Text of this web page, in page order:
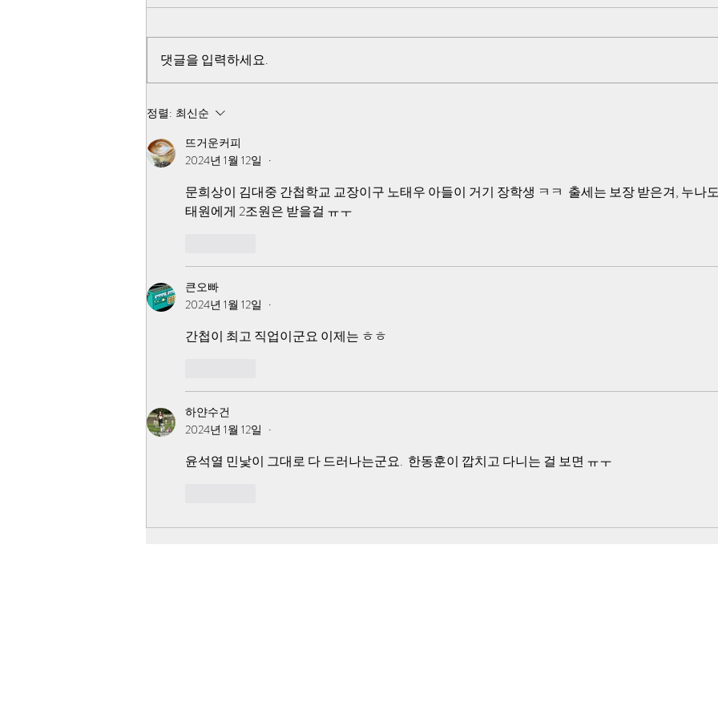
윤석열 자작 계엄으로 반미선전 선
동을 하고, 이재명이 그 과일을 따
먹으면서 518정신 헌법 삽입, 헌법
주 공화국으로 국가 정체성을 바꾸
어떻게 국민의 재산과 생명 국가의
니까?
영상
댓글을 입력하세요.
정렬: 최신순
뜨거운커피
2024년 1월 12일
•
문희상이 김대중 간첩학교 교장이구 노태우 아들이 거기 장학생 ㅋㅋ  출세는 보장 받은겨, 누나
태원에게 2조원은 받을걸 ㅠㅜ
큰오빠
2024년 1월 12일
•
간첩이 최고 직업이군요 이제는 ㅎㅎ
하얀수건
2024년 1월 12일
•
윤석열 민낯이 그대로 다 드러나는군요.  한동훈이 깝치고 다니는 걸 보면 ㅠㅜ